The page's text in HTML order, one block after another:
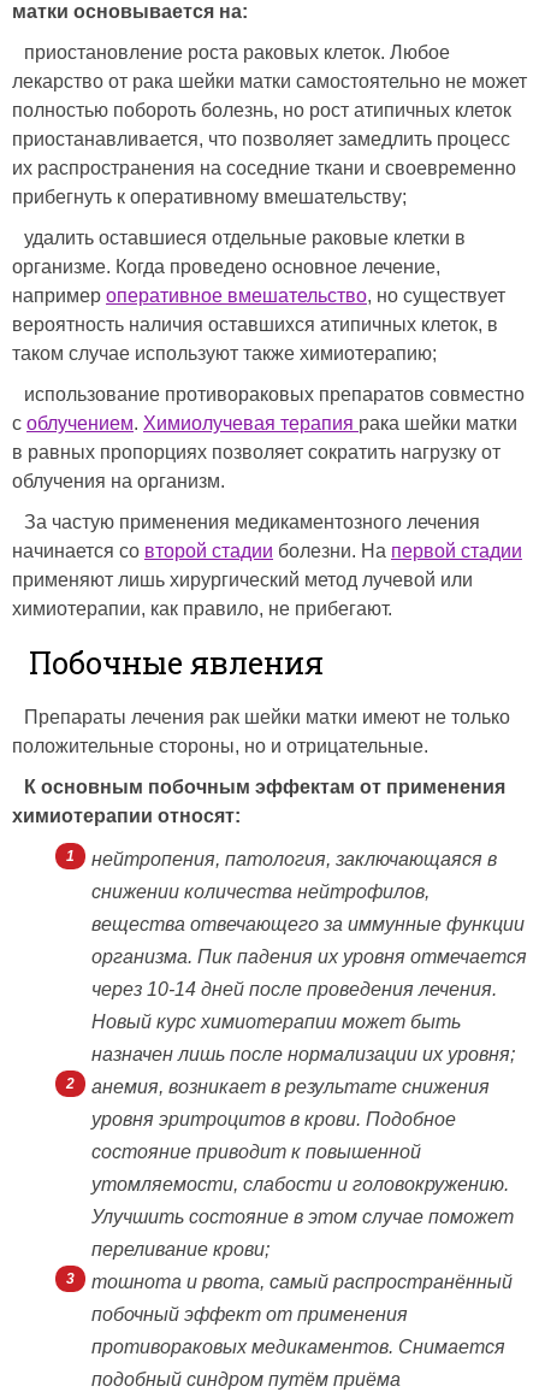
матки основывается на:
приостановление роста раковых клеток. Любое
лекарство от рака шейки матки самостоятельно не может
полностью побороть болезнь, но рост атипичных клеток
приостанавливается, что позволяет замедлить процесс
их распространения на соседние ткани и своевременно
прибегнуть к оперативному вмешательству;
удалить оставшиеся отдельные раковые клетки в
организме. Когда проведено основное лечение,
например оперативное вмешательство, но существует
вероятность наличия оставшихся атипичных клеток, в
таком случае используют также химиотерапию;
использование противораковых препаратов совместно
с облучением. Химиолучевая терапия рака шейки матки
в равных пропорциях позволяет сократить нагрузку от
облучения на организм.
За частую применения медикаментозного лечения
начинается со второй стадии болезни. На первой стадии
применяют лишь хирургический метод лучевой или
химиотерапии, как правило, не прибегают.
Побочные явления
Препараты лечения рак шейки матки имеют не только
положительные стороны, но и отрицательные.
К основным побочным эффектам от применения
химиотерапии относят:
нейтропения, патология, заключающаяся в
снижении количества нейтрофилов,
вещества отвечающего за иммунные функции
организма. Пик падения их уровня отмечается
через 10-14 дней после проведения лечения.
Новый курс химиотерапии может быть
назначен лишь после нормализации их уровня;
анемия, возникает в результате снижения
уровня эритроцитов в крови. Подобное
состояние приводит к повышенной
утомляемости, слабости и головокружению.
Улучшить состояние в этом случае поможет
переливание крови;
тошнота и рвота, самый распространённый
побочный эффект от применения
противораковых медикаментов. Снимается
подобный синдром путём приёма